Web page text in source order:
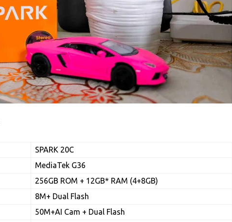
SPARK 20C
MediaTek G36
256GB ROM + 12GB* RAM (4+8GB)
8M+ Dual Flash
50M+AI Cam + Dual Flash